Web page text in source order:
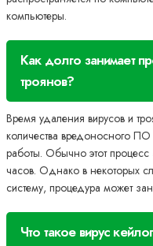
компьютеры.
Как долго занимает
троянов?
Время удаления вирусов и
количества вредоносного
работы. Обычно этот
часов. Однако в некоторых
систему, процедура может
Что такое вирус